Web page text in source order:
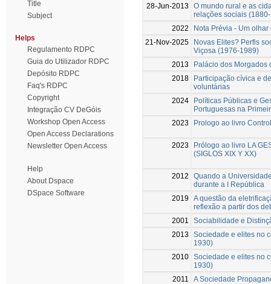
Title
Subject
Helps
Regulamento RDPC
Guia do Utilizador RDPC
Depósito RDPC
Faq's RDPC
Copyright
Integração CV DeGóis
Workshop Open Access
Open Access Declarations
Newsletter Open Access
Help
About Dspace
DSpace Software
28-Jun-2013
O mundo rural e as
relações sociais
2022
Nota Prévia - Um olhar
21-Nov-2025
Novas Elites? Perfis
Viçosa (1976-1989)
2013
Palácio dos Morgados
2018
Participação cívica e
voluntárias
2024
Políticas Públicas e
Portuguesas na
2023
Prologo ao livro
2023
Prólogo ao livro LA
(SIGLOS XIX Y XX)
2012
Quando a
durante a I República
2019
A questão da
reflexão a partir dos
2001
Sociabilidade e
2013
Sociedade e elites no
1930)
2010 Sociedade e elites no
1930)
2011
A Sociedade